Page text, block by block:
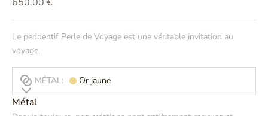
Le pendentif Perle de Voyage est une véritable invitation au
voyage.
MÉTAL: Or jaune
Métal